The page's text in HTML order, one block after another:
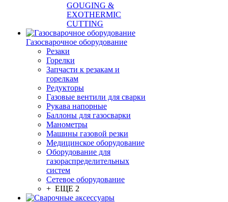
GOUGING &
EXOTHERMIC
CUTTING
Газосварочное оборудование
Резаки
Горелки
Запчасти к резакам и
горелкам
Редукторы
Газовые вентили для сварки
Рукава напорные
Баллоны для газосварки
Манометры
Машины газовой резки
Медицинское оборудование
Оборудование для
газораспределительных
систем
Сетевое оборудование
+ ЕЩЕ 2